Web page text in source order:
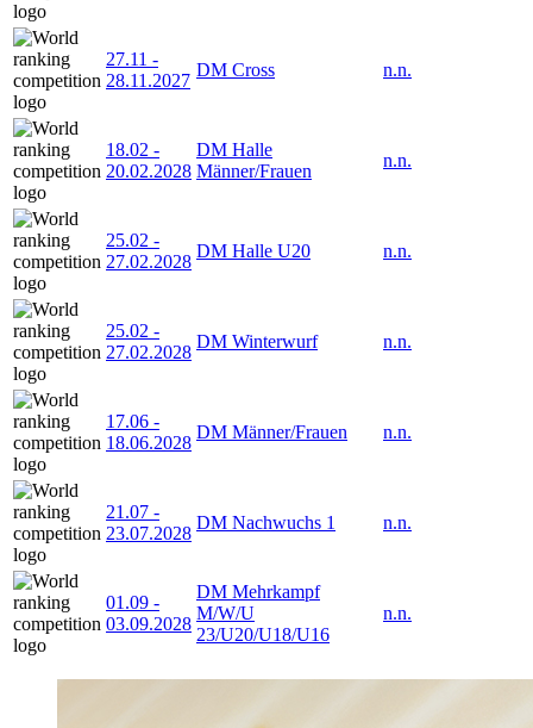
27.11 -
28.11.2027
DM Cross n.n.
18.02 -
20.02.2028
DM Halle
Männer/Frauen
n.n.
25.02 -
27.02.2028
DM Halle U20 n.n.
25.02 -
27.02.2028
DM Winterwurf n.n.
17.06 -
18.06.2028
DM Männer/Frauen n.n.
21.07 -
23.07.2028
DM Nachwuchs 1 n.n.
01.09 -
03.09.2028
DM Mehrkampf
M/W/U
23/U20/U18/U16
n.n.